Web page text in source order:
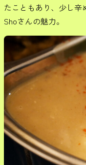
たこともあり、少し辛
Shoさんの魅力。